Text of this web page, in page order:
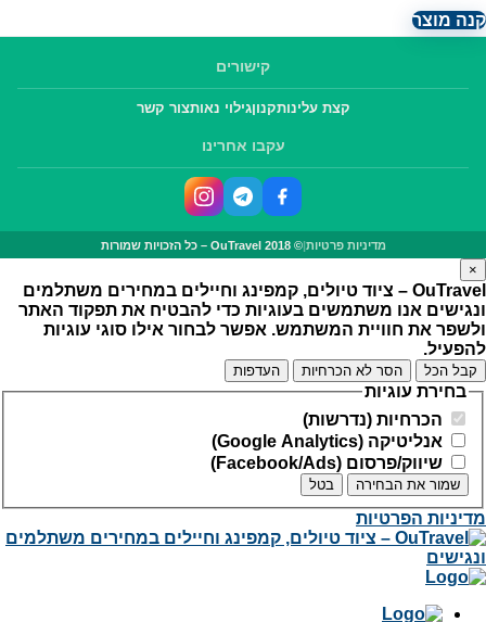
קנה מוצר
קישורים
קצת עלינותקנוןגילוי נאותצור קשר
עקבו אחרינו
מדיניות פרטיות|© OuTravel 2018 – כל הזכויות שמורות
×
OuTravel – ציוד טיולים, קמפינג וחיילים במחירים משתלמים
ונגישים אנו משתמשים בעוגיות כדי להבטיח את תפקוד האתר
ולשפר את חוויית המשתמש. אפשר לבחור אילו סוגי עוגיות
להפעיל.
קבל הכל הסר לא הכרחיות העדפות
בחירת עוגיות
הכרחיות (נדרשות)
אנליטיקה (Google Analytics)
שיווק/פרסום (Facebook/Ads)
שמור את הבחירה בטל
מדיניות הפרטיות